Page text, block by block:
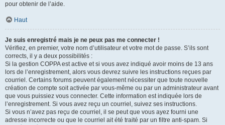
pour obtenir de l’aide.
Haut
Je suis enregistré mais je ne peux pas me connecter !
Vérifiez, en premier, votre nom d’utilisateur et votre mot de passe. S’ils sont
corrects, il y a deux possibilités :
Si la gestion COPPA est active et si vous avez indiqué avoir moins de 13 ans
lors de l’enregistrement, alors vous devrez suivre les instructions reçues par
courriel. Certains forums peuvent également nécessiter que toute nouvelle
création de compte soit activée par vous-même ou par un administrateur avant
que vous puissiez vous connecter. Cette information est indiquée lors de
l’enregistrement. Si vous avez reçu un courriel, suivez ses instructions.
Si vous n’avez pas reçu de courriel, il se peut que vous ayez fourni une
adresse incorrecte ou que le courriel ait été traité par un filtre anti-spam. Si